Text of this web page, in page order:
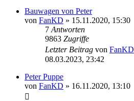
Bauwagen von Peter
von FanKD » 15.11.2020, 15:30
7 Antworten
9863 Zugriffe
Letzter Beitrag von FanKD
08.03.2023, 23:42
Peter Puppe
von FanKD » 16.11.2020, 13:10